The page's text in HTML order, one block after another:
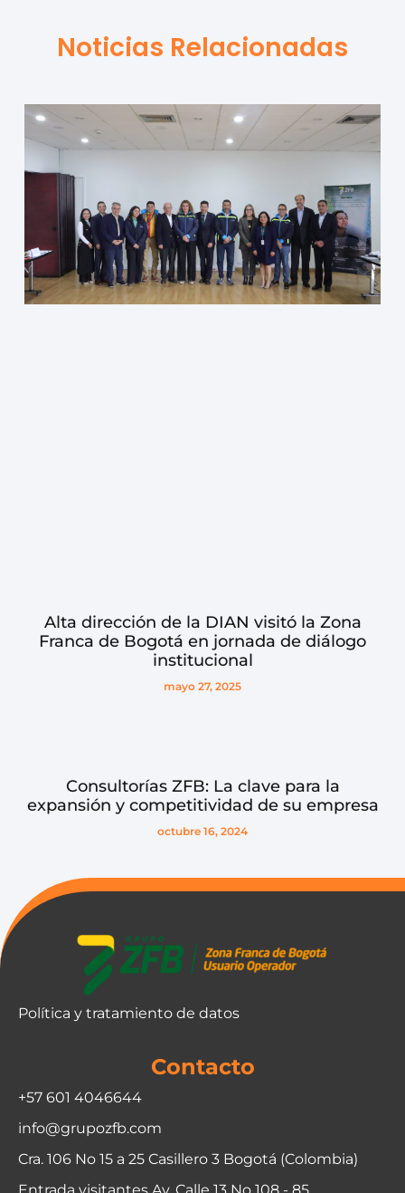
Noticias Relacionadas
Alta dirección de la DIAN visitó la Zona
Franca de Bogotá en jornada de diálogo
institucional
mayo 27, 2025
Consultorías ZFB: La clave para la
expansión y competitividad de su empresa
octubre 16, 2024
Política y tratamiento de datos
Contacto
+57 601 4046644
info@grupozfb.com
Cra. 106 No 15 a 25 Casillero 3 Bogotá (Colombia)
Entrada visitantes Av. Calle 13 No 108 - 85